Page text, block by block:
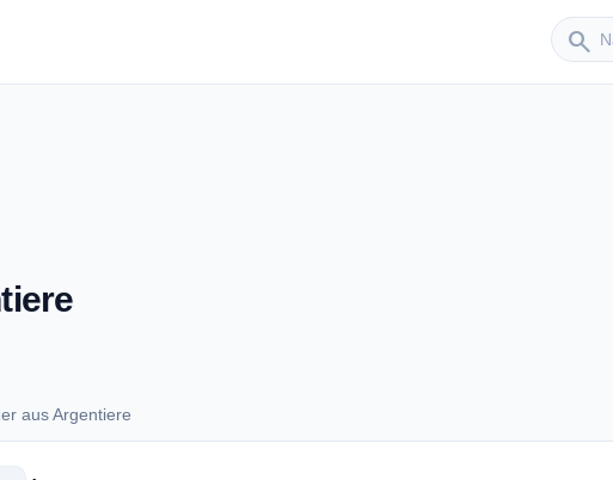
search
Sender
aus Argentiere
aus Argentiere